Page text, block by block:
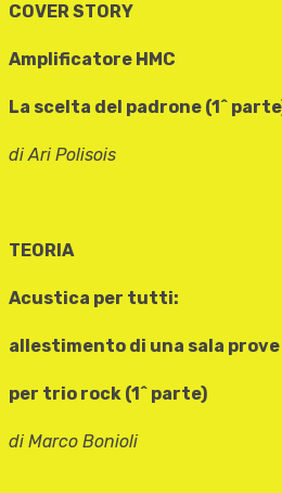
COVER STORY
Amplificatore HMC
La scelta del padrone (1^
di Ari Polisois
TEORIA
Acustica per tutti:
allestimento di una sala prove
per trio rock (1^ parte)
di Marco Bonioli